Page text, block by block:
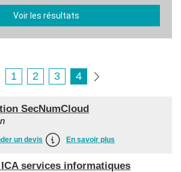
Voir les résultats
1 2 3 4
SecNumCloud
un devis En savoir plus
services informatiques